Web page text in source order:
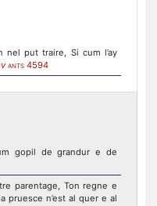
nel put traire, Si cum l’ay
ANTS 4594
gopil de grandur e de
parentage, Ton regne e
pruesce n’est al quer e al